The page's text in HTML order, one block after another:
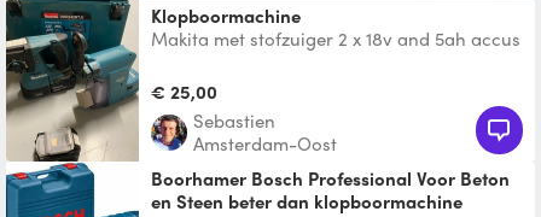
Klopboormachine
Makita met stofzuiger 2 x 18v and 5ah accus
€ 25,00
Sebastien
Amsterdam-Oost
Boorhamer Bosch Professional Voor Beton
en Steen beter dan klopboormachine